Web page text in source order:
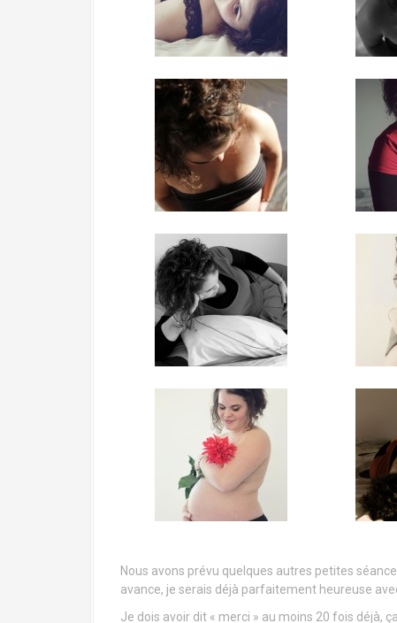
Nous avons prévu quelques autres petites
avance, je serais déjà parfaitement heureuse
Je dois avoir dit « merci » au moins 20 fois déjà,